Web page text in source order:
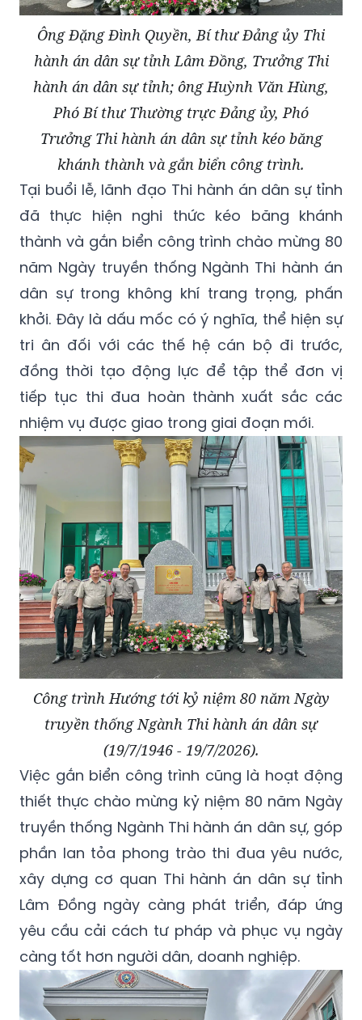
Ông Đặng Đình Quyền, Bí thư Đảng ủy Thi
hành án dân sự tỉnh Lâm Đồng, Trưởng Thi
hành án dân sự tỉnh; ông Huỳnh Văn Hùng,
Phó Bí thư Thường trực Đảng ủy, Phó
Trưởng Thi hành án dân sự tỉnh kéo băng
khánh thành và gắn biển công trình.
Tại buổi lễ, lãnh đạo Thi hành án dân sự tỉnh
đã thực hiện nghi thức kéo băng khánh
thành và gắn biển công trình chào mừng 80
năm Ngày truyền thống Ngành Thi hành án
dân sự trong không khí trang trọng, phấn
khởi. Đây là dấu mốc có ý nghĩa, thể hiện sự
tri ân đối với các thế hệ cán bộ đi trước,
đồng thời tạo động lực để tập thể đơn vị
tiếp tục thi đua hoàn thành xuất sắc các
nhiệm vụ được giao trong giai đoạn mới.
Công trình Hướng tới kỷ niệm 80 năm Ngày
truyền thống Ngành Thi hành án dân sự
(19/7/1946 - 19/7/2026).
Việc gắn biển công trình cũng là hoạt động
thiết thực chào mừng kỷ niệm 80 năm Ngày
truyền thống Ngành Thi hành án dân sự, góp
phần lan tỏa phong trào thi đua yêu nước,
xây dựng cơ quan Thi hành án dân sự tỉnh
Lâm Đồng ngày càng phát triển, đáp ứng
yêu cầu cải cách tư pháp và phục vụ ngày
càng tốt hơn người dân, doanh nghiệp.